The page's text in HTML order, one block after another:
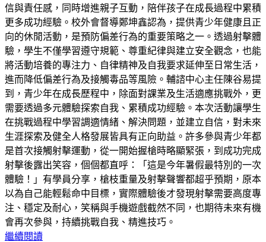
信與責任感，同時增進親子互動，陪伴孩子在成長過程中累積
更多成功經驗。校外會督導鄭坤鑫認為，提供青少年健康且正
向的休閒活動，是預防偏差行為的重要策略之一。透過射擊體
驗，學生不僅學習遵守規範、尊重紀律與建立安全觀念，也能
將活動培養的專注力、自律精神及自我要求延伸至日常生活，
進而降低偏差行為及接觸毒品等風險。輔諮中心主任陳谷易提
到，青少年在成長歷程中，除面對課業及生活適應挑戰外，更
需要透過多元體驗探索自我、累積成功經驗。本次活動讓學生
在挑戰過程中學習調適情緒、解決問題，並建立自信，對未來
生涯探索及健全人格發展皆具有正向助益。許多參與青少年都
是首次接觸射擊運動，從一開始握槍時略顯緊張，到成功完成
射擊後露出笑容，個個都直呼：「這是今年暑假最特別的一次
體驗！」有學員分享，槍枝重量及射擊聲響都超乎預期，原本
以為自己能輕鬆命中目標，實際體驗後才發現射擊需要高度專
注、穩定及耐心，笑稱與手機遊戲截然不同，也期待未來有機
會再次參與，持續挑戰自我、精進技巧。
繼續閱讀